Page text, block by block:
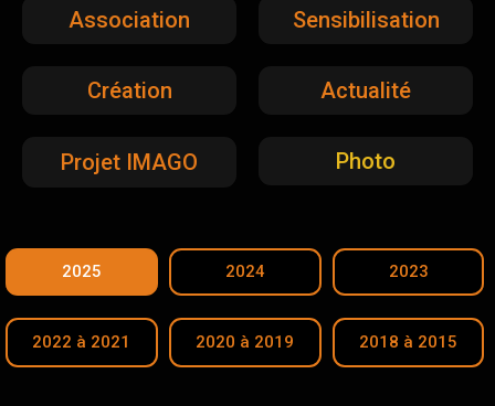
Association Sensibilisation
Création Actualité
Projet IMAGO Photo
2025 2024 2023
2022 à 2021 2020 à 2019 2018 à 2015